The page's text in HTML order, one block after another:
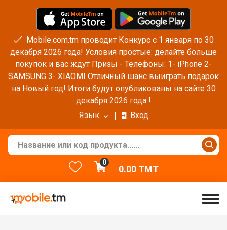
Mobile.com.tm проводит Конкурс с 1 января по 30
декабря 2026 года! Условия простые: делайте больше
покупок и вас ждут Призы - Телефоны: 1- iPhone 2-
SAMSUNG 3- XIAOMI Отличный шанс выиграть подарок
на Новый год! Итоги будут опубликованы на сайте 30
декабря 2026 года !
Язык
Вход
0
0.00TMT